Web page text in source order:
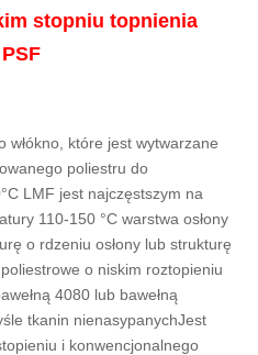
stopniu topnienia
które jest wytwarzane
poliestru do
LMF jest najczęstszym na
110-150 °C warstwa osłony
o rdzeniu osłony lub strukturę
o niskim roztopieniu
4080 lub bawełną
tkanin nienasypanychJest
i konwencjonalnego